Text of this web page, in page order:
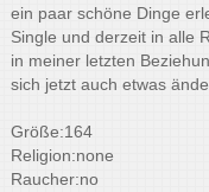
ein paar schöne Dinge
Single und derzeit in alle
in meiner letzten
sich jetzt auch etwas
Größe:164
Religion:none
Raucher:no